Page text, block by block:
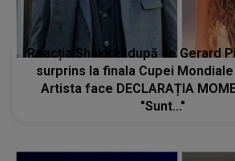
Reacția Shakirei după ce Gerard
surprins la finala Cupei Mondiale
Artista face DECLARAȚIA
"Sunt..."